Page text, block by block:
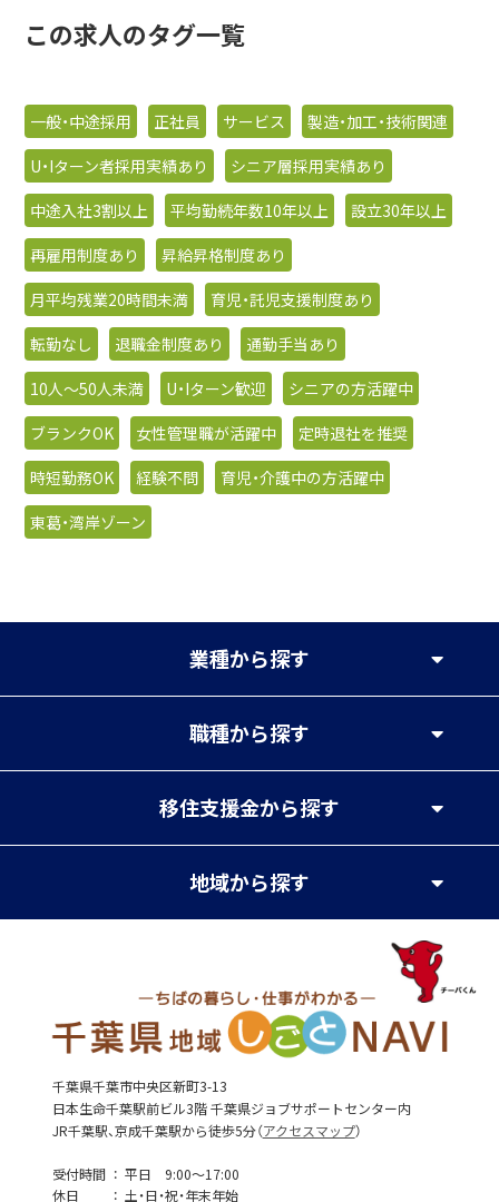
この求人のタグ一覧
一般・中途採用 正社員 サービス
製造・加工・技術関連
U・Iターン者採用実績あり
シニア層採用実績あり
中途入社3割以上
平均勤続年数10年以上
設立30年以上
再雇用制度あり
昇給昇格制度あり
月平均残業20時間未満
育児・託児支援制度あり
転勤なし
退職金制度あり
通勤手当あり
10人〜50人未満
U・Iターン歓迎
シニアの方活躍中
ブランクOK
女性管理職が活躍中
定時退社を推奨
時短勤務OK
経験不問
育児・介護中の方活躍中
東葛・湾岸ゾーン
業種から探す
職種から探す
移住支援金から探す
地域から探す
千葉県千葉市中央区新町3-13
日本生命千葉駅前ビル3階 千葉県ジョブサポートセンター内
JR千葉駅、京成千葉駅から徒歩5分（アクセスマップ）
受付時間
平日 9:00～17:00
休日
土・日・祝・年末年始